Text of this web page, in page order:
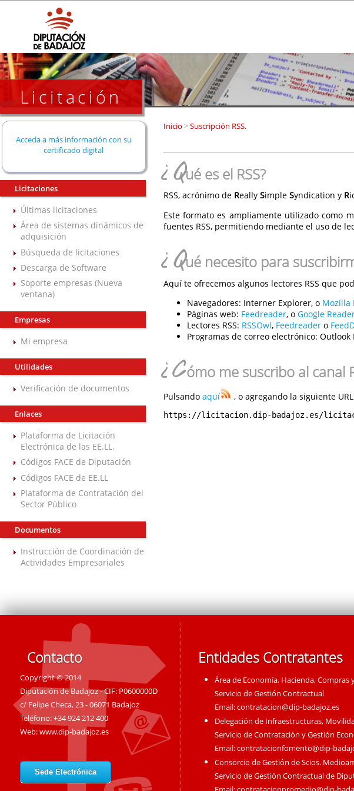
Licitación
Acceda a más información con su
certificado digital
Licitaciones
Últimas licitaciones
Área de sistemas dinámicos de
adquisición
Búsqueda de licitaciones
Descarga de Software
Soporte empresas (Nueva
ventana)
Empresas
Mi empresa
Utilidades
Verificación de documentos
Enlaces
Plataforma de Licitación
Electrónica de las EE.LL.
Códigos FACE de Diputación
Códigos FACE de EE.LL
Plataforma de Contratación del
Sector Público
Documentos
Instrucción de Coordinación de
Actividades Empresariales
Inicio >Suscripción RSS.
¿Qué es el RSS?
RSS, acrónimo de Really Simple Syndication y R
Este formato es ampliamente utilizado como
fuentes RSS, permitiendo mediante el uso de
¿Qué necesito para
Aquí te ofrecemos algunos lectores RSS que
Navegadores: Interner Explorer, o Mozilla
Páginas web: Feedreader, o Google
Lectores RSS: RSSOwl, Feedreadero
Programas de correo electrónico: Outlook
¿Cómo me suscribo al canal
Pulsando aquí , o agregando la siguiente
https://licitacion.dip-badajoz.es/
Contacto
Copyright © 2014
Diputación de Badajoz - CIF: P0600000D
c/ Felipe Checa, 23 - 06071 Badajoz
Teléfono: +34 924 212 400
Web:www.dip-badajoz.es
Sede Electrónica
Entidades Contratantes
Área de Economía, Hacienda, Compras
Servicio de Gestión Contractual
Email:contratacion@dip-badajoz.es
Delegación de Infraestructuras,
Servicio de Contratación y Gestión
Email:contratacionfomento@dip-
Consorcio de Gestión de Scios.
Servicio de Gestión Contractual de